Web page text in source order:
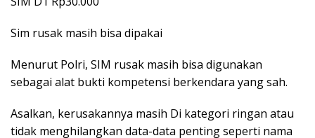
Sim rusak masih bisa dipakai
Menurut Polri, SIM rusak masih bisa digunakan
sebagai alat bukti kompetensi berkendara yang sah.
Asalkan, kerusakannya masih Di kategori ringan atau
tidak menghilangkan data-data penting seperti nama